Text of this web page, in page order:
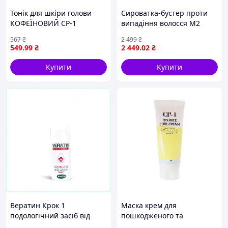
Тонік для шкіри голови
КОФЕЇНОВИЙ CP-1
549.99 ₴
567₴
Купити
Сироватка-бустер проти
випадіння волосся M2
Serum, 30 мл
2 449.02 ₴
2 499₴
Купити
Вератин Крок 1
подологічний засіб від
Маска крем для
пошкодженого та